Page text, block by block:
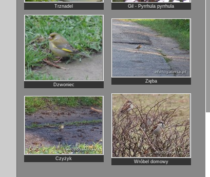
Trznadel Gil - Pyrrhula pyrrhula
Dzwoniec
Zięba
Czyżyk
Wróbel domowy